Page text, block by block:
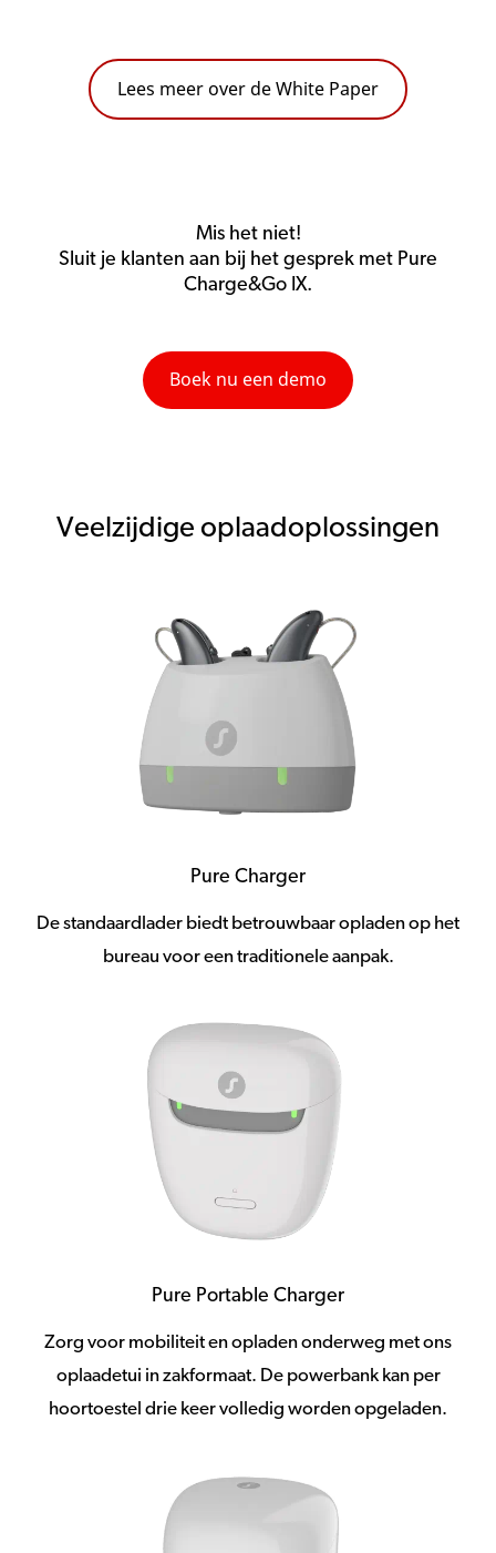
Lees meer over de White Paper
Mis het niet!
Sluit je klanten aan bij het gesprek met Pure
Charge&Go IX.
Boek nu een demo
Veelzijdige oplaadoplossingen
Pure Charger
De standaardlader biedt betrouwbaar opladen op het
bureau voor een traditionele aanpak.
Pure Portable Charger
Zorg voor mobiliteit en opladen onderweg met ons
oplaadetui in zakformaat. De powerbank kan per
hoortoestel drie keer volledig worden opgeladen.